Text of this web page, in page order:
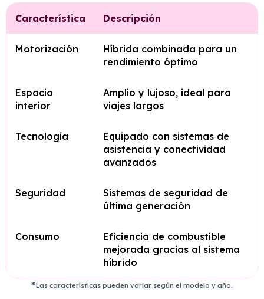
Característica Descripción
Motorización
Híbrida combinada para un
rendimiento óptimo
Espacio
interior
Amplio y lujoso, ideal para
viajes largos
Tecnología
Equipado con sistemas de
asistencia y conectividad
avanzados
Seguridad
Sistemas de seguridad de
última generación
Consumo
Eficiencia de combustible
mejorada gracias al sistema
híbrido
Las características pueden variar según el modelo y año.